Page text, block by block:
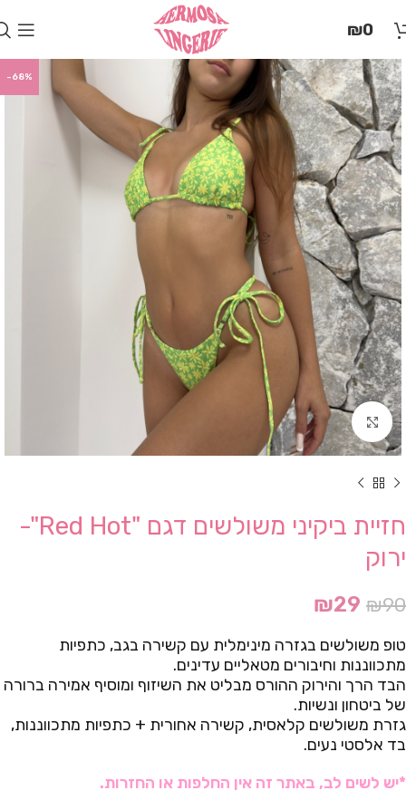
זֶה
מַעֲרֶכֶת
"המרכז
הישראלי
לְהַנְגָּשָׁת
אָתָרִים".
הַמְּסַיַּעַת
לִנְגִישׁוּת
הָאֲתָר.
לִפְתִיחַת
תַּפְרִיט
הֵנְּגִישׁוּת
לְחַץ
ALT+0
₪0
-68%
Click to enlarge
חזיית ביקיני משולשים דגם "Red Hot"-
ירוק
₪90
₪29
טופ משולשים בגזרה מינימלית עם קשירה בגב, כתפיות
מתכווננות וחיבורים מטאליים עדינים.
הבד הרך והירוק ההורס מבליט את השיזוף ומוסיף אמירה ברורה
של ביטחון ונשיות.
גזרת משולשים קלאסית, קשירה אחורית + כתפיות מתכווננות,
בד אלסטי נעים.
*יש לשים לב, באתר זה אין החלפות או החזרות.